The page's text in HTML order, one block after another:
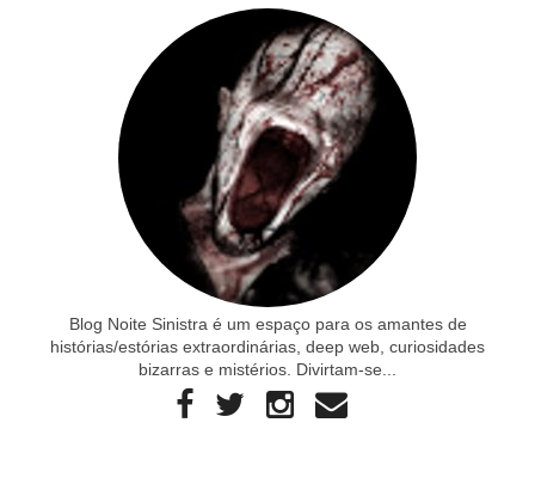
Blog Noite Sinistra é um espaço para os amantes de
histórias/estórias extraordinárias, deep web, curiosidades
bizarras e mistérios. Divirtam-se...